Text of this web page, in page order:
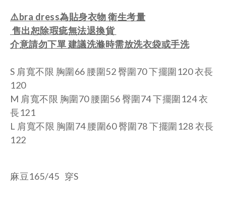
⚠️bra dress為貼身衣物 衛生考量
售出恕除瑕疵無法退換貨
介意請勿下單建議洗滌時需放洗衣袋或手洗
S 肩寬不限 胸圍66 腰圍52 臀圍70 下擺圍120 衣長
120
M 肩寬不限 胸圍70 腰圍56 臀圍74 下擺圍124 衣
長121
L 肩寬不限 胸圍74 腰圍60 臀圍78 下擺圍128 衣長
122
麻豆165/45 穿S